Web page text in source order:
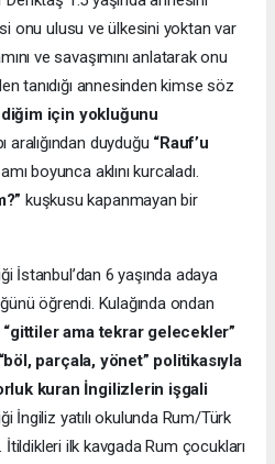
onu ulusu ve ülkesini yoktan var
ve savaşımını anlatarak onu
tanıdığı annesinden kimse söz
için yokluğunu
aralığından duyduğu “Rauf’u
boyunca aklını kurcaladı.
kuşkusu kapanmayan bir
İstanbul’dan 6 yaşında adaya
öğrendi. Kulağında ondan
“gittiler ama tekrar gelecekler”
“böl, parçala, yönet” politikasıyla
kuran İngilizlerin işgali
İngiliz yatılı okulunda Rum/Türk
İtildikleri ilk kavgada Rum çocukları